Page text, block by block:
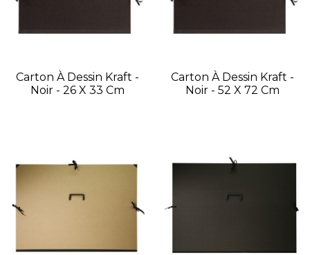
Carton À Dessin Kraft -
Noir - 26 X 33 Cm
Carton À Dessin Kraft -
Noir - 52 X 72 Cm